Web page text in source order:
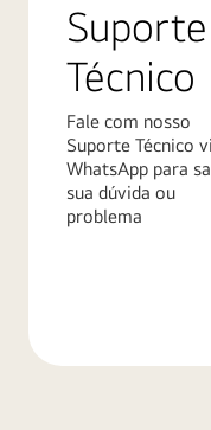
Suporte
Técnico
Fale com nosso
Suporte Técnico
WhatsApp para
sua dúvida ou
problema